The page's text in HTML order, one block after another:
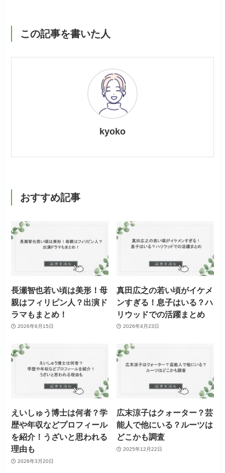
この記事を書いた人
kyoko
おすすめ記事
長瀬智也若い頃は美形！母
親はフィリピン人？出演ド
ラマもまとめ！
2026年6月15日
真田広之の若い頃がイケメ
ンすぎる！息子はいる？ハ
リウッドでの活躍まとめ
2026年4月23日
えいしゅう博士は何者？学
歴や年収などプロフィール
を紹介！うざいと思われる
理由も
2026年3月20日
広末涼子はクォーター？芸
能人で他にいる？ルーツは
どこかも調査
2025年12月22日